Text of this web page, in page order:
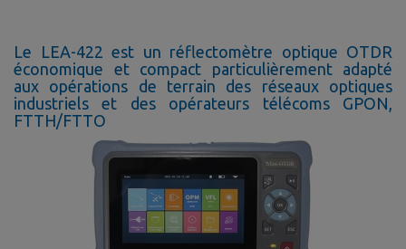
Le LEA-422 est un réflectomètre optique OTDR
économique et compact particulièrement adapté
aux opérations de terrain des réseaux optiques
industriels et des opérateurs télécoms GPON,
FTTH/FTTO